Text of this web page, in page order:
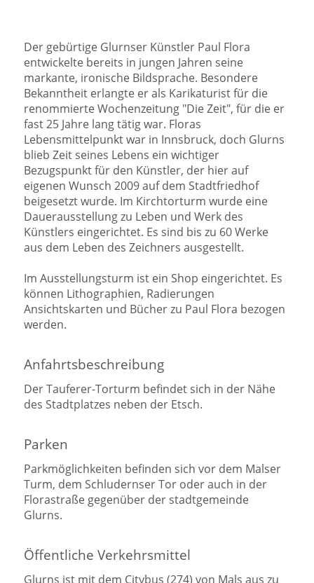
Der gebürtige Glurnser Künstler Paul Flora
entwickelte bereits in jungen Jahren seine
markante, ironische Bildsprache. Besondere
Bekanntheit erlangte er als Karikaturist für die
renommierte Wochenzeitung "Die Zeit", für die er
fast 25 Jahre lang tätig war. Floras
Lebensmittelpunkt war in Innsbruck, doch Glurns
blieb Zeit seines Lebens ein wichtiger
Bezugspunkt für den Künstler, der hier auf
eigenen Wunsch 2009 auf dem Stadtfriedhof
beigesetzt wurde. Im Kirchtorturm wurde eine
Dauerausstellung zu Leben und Werk des
Künstlers eingerichtet. Es sind bis zu 60 Werke
aus dem Leben des Zeichners ausgestellt.
Im Ausstellungsturm ist ein Shop eingerichtet. Es
können Lithographien, Radierungen
Ansichtskarten und Bücher zu Paul Flora bezogen
werden.
Anfahrtsbeschreibung
Der Tauferer-Torturm befindet sich in der Nähe
des Stadtplatzes neben der Etsch.
Parken
Parkmöglichkeiten befinden sich vor dem Malser
Turm, dem Schludernser Tor oder auch in der
Florastraße gegenüber der stadtgemeinde
Glurns.
Öffentliche Verkehrsmittel
Glurns ist mit dem Citybus (274) von Mals aus zu